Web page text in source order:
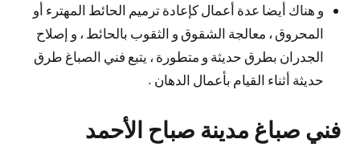
و هناك أيضا عدة أعمال كإعادة ترميم الحائط المهترء أو
المحروق ، معالجة الشقوق و الثقوب بالحائط ، و إصلاح
الجدران بطرق حديثة و متطورة ، يتبع فني الصباغ طرق
حديثة أثناء القيام بأعمال الدهان .
فني صباغ مدينة صباح الأحمد